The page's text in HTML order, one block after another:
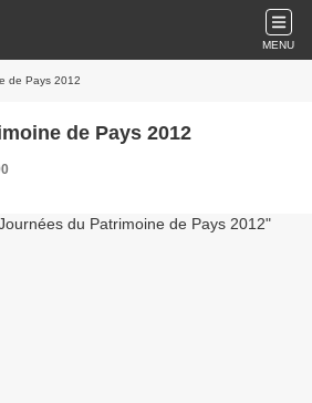
MENU
de Pays 2012
de Pays 2012